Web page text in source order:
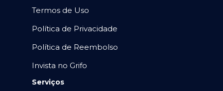
Termos de Uso
Política de Privacidade
Política de Reembolso
Invista no Grifo
Serviços